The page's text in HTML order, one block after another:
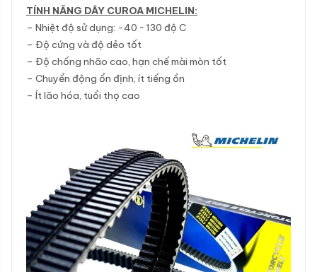
TÍNH NĂNG DÂY CUROA MICHELIN:
– Nhiệt độ sử dụng: -40 ~ 130 độ C
– Độ cứng và độ dẻo tốt
– Độ chống nhão cao, hạn chế mài mòn tốt
– Chuyển động ổn định, ít tiếng ồn
– Ít lão hóa, tuổi thọ cao